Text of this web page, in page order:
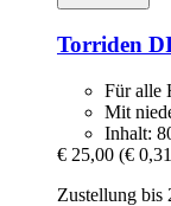
Torriden
Für alle
Mit
Inhalt:
€ 25,00 (€
Zustellung bis